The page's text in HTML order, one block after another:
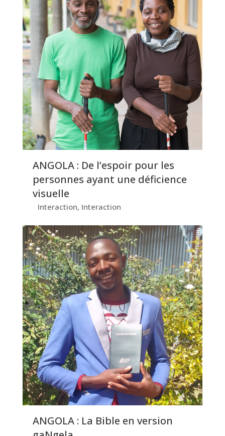
ANGOLA : De l’espoir pour les
personnes ayant une déficience
visuelle
Interaction, Interaction
ANGOLA : La Bible en version